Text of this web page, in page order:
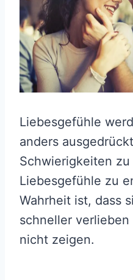
Liebesgefühle
anders
Schwierigkeiten zu
Liebesgefühle zu
Wahrheit ist, dass
schneller verlieben
nicht zeigen.